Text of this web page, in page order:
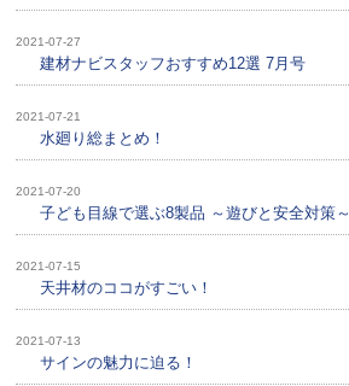
2021-07-27
建材ナビスタッフおすすめ12選 7月号
2021-07-21
水廻り総まとめ！
2021-07-20
子ども目線で選ぶ8製品 ～遊びと安全対策～
2021-07-15
天井材のココがすごい！
2021-07-13
サインの魅力に迫る！